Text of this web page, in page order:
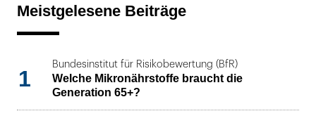
Meistgelesene Beiträge
1
Bundesinstitut für Risikobewertung (BfR)
Welche Mikronährstoffe braucht die
Generation 65+?